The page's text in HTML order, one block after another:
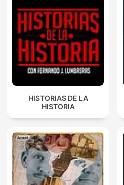
HISTORIAS DE LA
HISTORIA